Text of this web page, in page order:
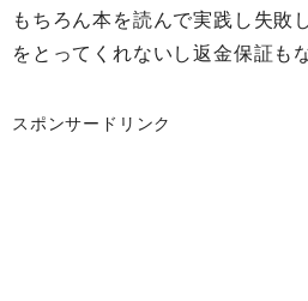
もちろん本を読んで実践し失敗
をとってくれないし返金保証も
スポンサードリンク